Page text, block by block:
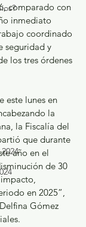
comparado con
inmediato
coordinado
seguridad y
los tres órdenes
este lunes en
la
la Fiscalía del
que durante
año en el
de 30
en 2025”,
Gómez